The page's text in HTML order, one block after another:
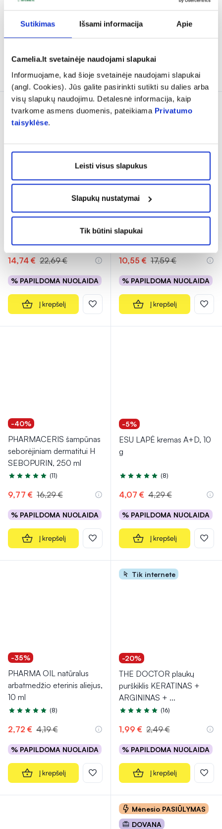
Sutikimas Išsami informacija Apie
Camelia.lt svetainėje naudojami slapukai
Informuojame, kad šioje svetainėje naudojami slapukai
(angl. Cookies). Jūs galite pasirinkti sutikti su dalies arba
visų slapukų naudojimu. Detalesnė informacija, kaip
tvarkome asmens duomenis, pateikiama Privatumo
taisyklėse.
Leisti visus slapukus
Slapukų nustatymai
Tik būtini slapukai
9,47 € 15,79 € 13,67 € 22,79 €
BIODERMA kūno kremas
ATODERM PP BAUME,
Įvertinimas 5.0 iš 5
14,74 € 22,69 €
% PAPILDOMA NUOLAIDA
Į krepšelį
URIAGE apsauginė veido ir
kūno dulksna BARIESUN,
SPF50+, 200 ml
Įvertinimas 2.2 iš 5
10,55 € 17,59 €
% PAPILDOMA NUOLAIDA
Į krepšelį
-40%
PHARMACERIS šampūnas
seborėjiniam dermatitui H
SEBOPURIN, 250 ml
Įvertinimas 5.0 iš 5
(11)
9,77 € 16,29 €
% PAPILDOMA NUOLAIDA
Į krepšelį
-5%
ESU LAPĖ kremas A+D, 10
g
Įvertinimas 4.8 iš 5
(8)
4,07 € 4,29 €
% PAPILDOMA NUOLAIDA
Į krepšelį
-35%
PHARMA OIL natūralus
arbatmedžio eterinis aliejus,
10 ml
Įvertinimas 4.9 iš 5
(8)
2,72 € 4,19 €
% PAPILDOMA NUOLAIDA
Į krepšelį
Tik internete
-20%
THE DOCTOR plaukų
purškiklis KERATINAS +
ARGININAS + ...
Įvertinimas 4.7 iš 5
(16)
1,99 € 2,49 €
% PAPILDOMA NUOLAIDA
Į krepšelį
Mėnesio PASIŪLYMAS
DOVANA